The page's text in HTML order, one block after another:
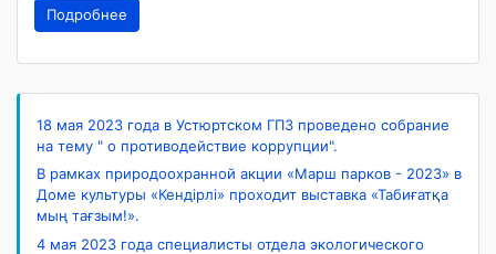
Подробнее
18 мая 2023 года в Устюртском ГПЗ проведено собрание
на тему " о противодействие коррупции".
В рамках природоохранной акции «Марш парков - 2023» в
Доме культуры «Кендірлі» проходит выставка «Табиғатқа
мың тағзым!».
4 мая 2023 года специалисты отдела экологического